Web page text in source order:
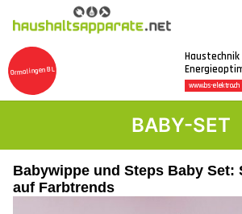
BABY-SET
Babywippe und Steps Baby Set:
auf Farbtrends